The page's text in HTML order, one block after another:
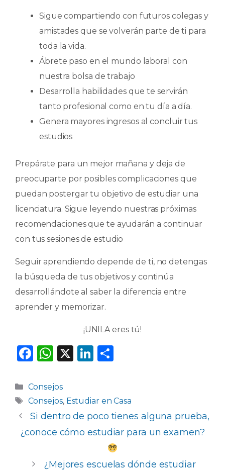
Sigue compartiendo con futuros colegas y
amistades que se volverán parte de ti para
toda la vida.
Ábrete paso en el mundo laboral con
nuestra bolsa de trabajo
Desarrolla habilidades que te servirán
tanto profesional como en tu día a día.
Genera mayores ingresos al concluir tus
estudios
Prepárate para un mejor mañana y deja de
preocuparte por posibles complicaciones que
puedan postergar tu objetivo de estudiar una
licenciatura. Sigue leyendo nuestras próximas
recomendaciones que te ayudarán a continuar
con tus sesiones de estudio
Seguir aprendiendo depende de ti, no detengas
la búsqueda de tus objetivos y continúa
desarrollándote al saber la diferencia entre
aprender y memorizar.
¡UNILA eres tú!
F
c
e
b
o
k
W
a
ts
A
p
X
Li
e
dI
n
p
ar
ti
r
Categorías
Consejos
Etiquetas
Consejos, Estudiar en Casa
Si dentro de poco tienes alguna prueba,
¿conoce cómo estudiar para un examen?
¿Mejores escuelas dónde estudiar